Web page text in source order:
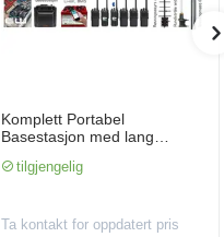
Komplett Portabel
Basestasjon med lang
UHF eller VHF
tilgjengelig
Ta kontakt for oppdatert pris